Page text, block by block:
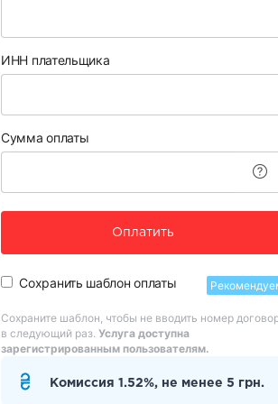
ИНН плательщика
Сумма оплаты
Оплатить
Сохранить шаблон оплаты
Сохраните шаблон, чтобы не вводить номер
в следующий раз. Услуга доступна
зарегистрированным пользователям.
Комиссия 1.52%, не менее 5 грн.